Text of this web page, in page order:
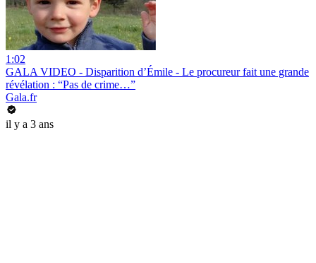
1:02
GALA VIDEO - Disparition d’Émile - Le procureur fait une grande
révélation : “Pas de crime…”
Gala.fr
il y a 3 ans